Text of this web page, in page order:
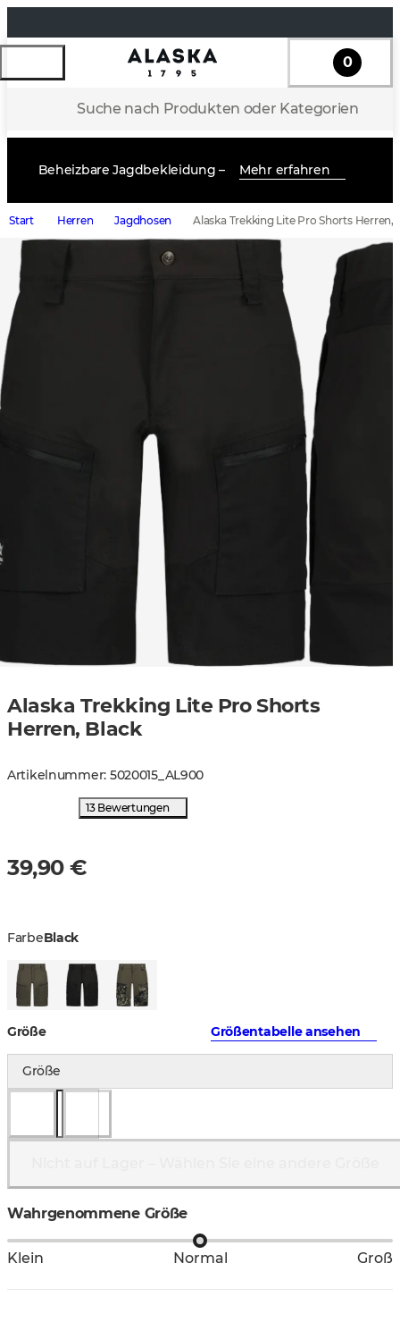
Suche nach Produkten oder Kategorien
0
Beheizbare Jagdbekleidung – Mehr erfahren
Start Herren Jagdhosen Alaska Trekking Lite Pro Shorts Herren,
Alaska Trekking Lite Pro Shorts
Herren, Black
Artikelnummer: 5020015_ AL900
13 Bewertungen
39,90 €
FarbeBlack
Größe Größentabelle ansehen
Größe
Wahrgenommene Größe
Klein Normal Groß